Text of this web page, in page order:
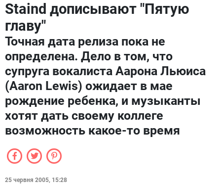
Staind дописывают "Пятую
главу"
Точная дата релиза пока не
определена. Дело в том, что
супруга вокалиста Аарона Льюиса
(Aaron Lewis) ожидает в мае
рождение ребенка, и музыканты
хотят дать своему коллеге
возможность какое-то время
25 червня 2005, 15:28